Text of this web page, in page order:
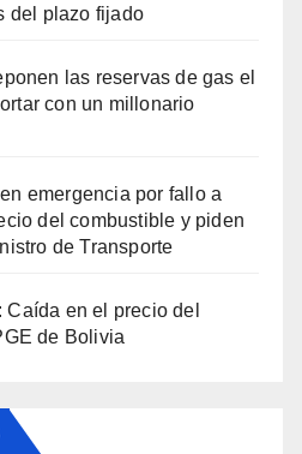
del plazo fijado
las reservas de gas el
con un millonario
emergencia por fallo a
del combustible y piden
de Transporte
en el precio del
de Bolivia